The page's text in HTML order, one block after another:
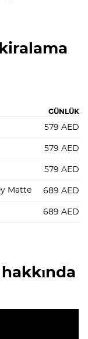
GÜNLÜK
579 AED
579 AED
579 AED
Matte 689 AED
689 AED